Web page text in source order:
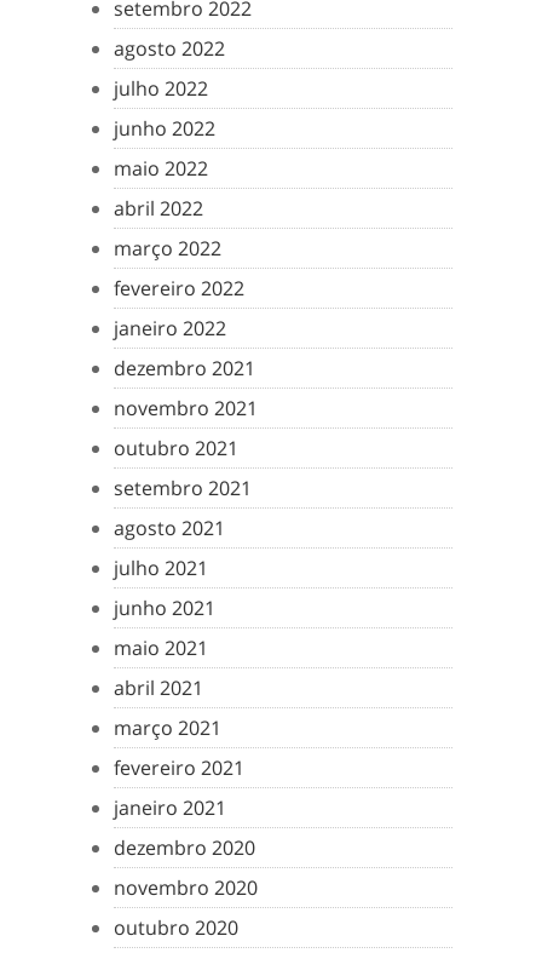
setembro 2022
agosto 2022
julho 2022
junho 2022
maio 2022
abril 2022
março 2022
fevereiro 2022
janeiro 2022
dezembro 2021
novembro 2021
outubro 2021
setembro 2021
agosto 2021
julho 2021
junho 2021
maio 2021
abril 2021
março 2021
fevereiro 2021
janeiro 2021
dezembro 2020
novembro 2020
outubro 2020